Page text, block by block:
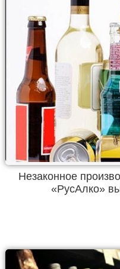
Незаконное
«РусАлко»